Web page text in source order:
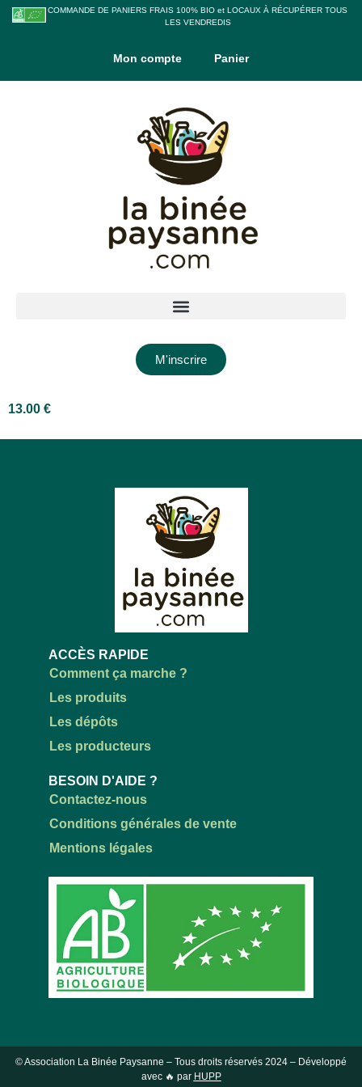
COMMANDE DE PANIERS FRAIS 100% BIO et LOCAUX À RÉCUPÉRER TOUS
LES VENDREDIS
Mon compte Panier
M'inscrire
13.00 €
ACCÈS RAPIDE
Comment ça marche ?
Les produits
Les dépôts
Les producteurs
BESOIN D'AIDE ?
Contactez-nous
Conditions générales de vente
Mentions légales
© Association La Binée Paysanne – Tous droits réservés 2024 – Développé
avec 🔥 par HUPP